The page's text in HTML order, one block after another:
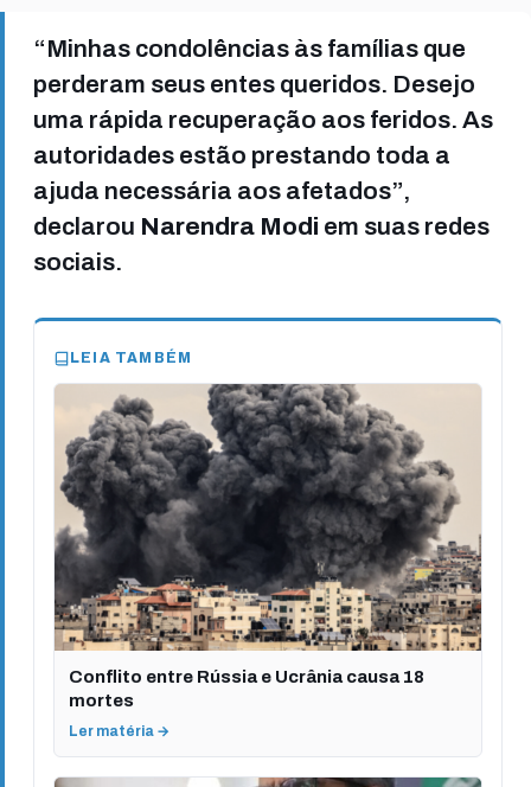
“Minhas condolências às famílias que
perderam seus entes queridos. Desejo
uma rápida recuperação aos feridos. As
autoridades estão prestando toda a
ajuda necessária aos afetados”,
declarou Narendra Modi em suas redes
sociais.
LEIA TAMBÉM
Conflito entre Rússia e Ucrânia causa 18
mortes
Ler matéria →